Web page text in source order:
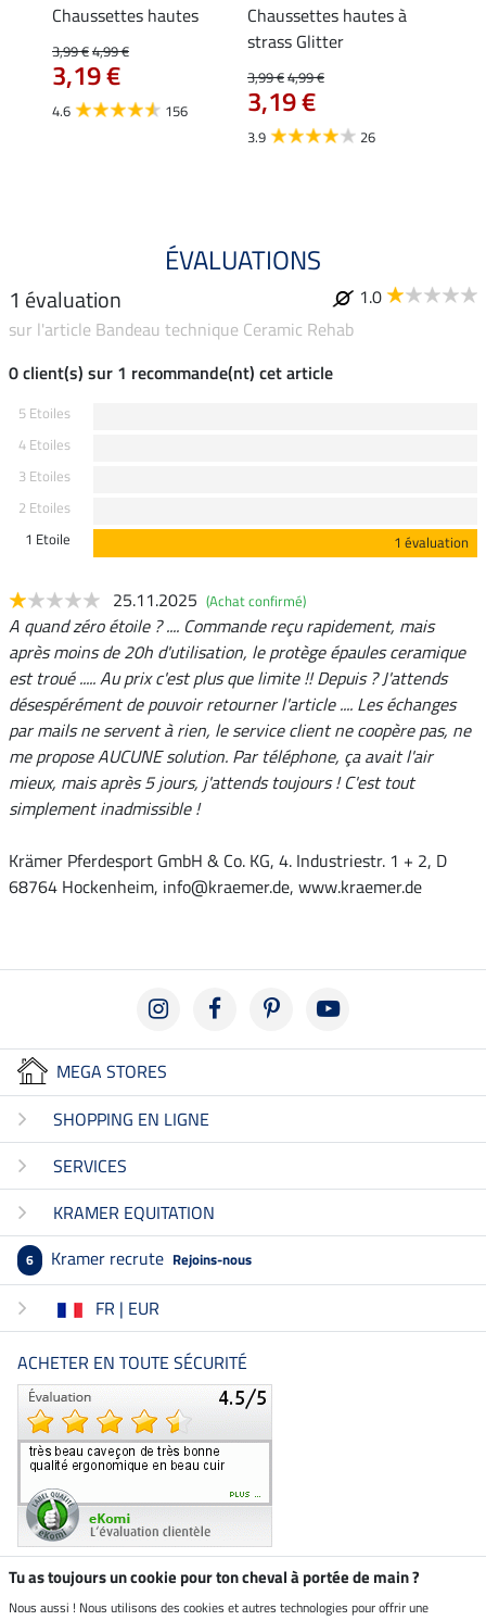
Chaussettes hautes
3,99 €4,99 €
3,19 €
4.6 156
Chaussettes hautes à
strass Glitter
3,99 €4,99 €
3,19 €
3.9 26
ÉVALUATIONS
1 évaluation
1.0
sur l'article Bandeau technique Ceramic Rehab
0 client(s) sur 1 recommande(nt) cet article
5 Etoiles
4 Etoiles
3 Etoiles
2 Etoiles
1 Etoile
1 évaluation
25.11.2025 (Achat confirmé)
A quand zéro étoile ? .... Commande reçu rapidement, mais
après moins de 20h d'utilisation, le protège épaules ceramique
est troué ..... Au prix c'est plus que limite !! Depuis ? J'attends
désespérément de pouvoir retourner l'article .... Les échanges
par mails ne servent à rien, le service client ne coopère pas, ne
me propose AUCUNE solution. Par téléphone, ça avait l'air
mieux, mais après 5 jours, j'attends toujours ! C'est tout
simplement inadmissible !
Krämer Pferdesport GmbH & Co. KG, 4. Industriestr. 1 + 2, D
68764 Hockenheim, info@kraemer.de, www.kraemer.de
MEGA STORES
SHOPPING EN LIGNE
SERVICES
KRAMER EQUITATION
6 Kramer recrute Rejoins-nous
FR | EUR
ACHETER EN TOUTE SÉCURITÉ
Boutique climatiquement
Tu as toujours un cookie pour ton cheval à portée de main ?
Nous aussi ! Nous utilisons des cookies et autres technologies pour offrir une